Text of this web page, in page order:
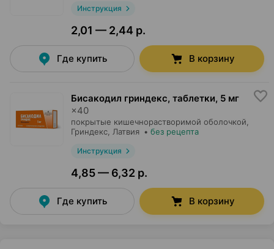
Инструкция
2,01 — 2,44 р.
Где купить В корзину
Бисакодил гриндекс, таблетки, 5 мг
×40
покрытые кишечнорастворимой оболочкой,
Гриндекс , Латвия • без рецепта
Инструкция
4,85 — 6,32 р.
Где купить В корзину